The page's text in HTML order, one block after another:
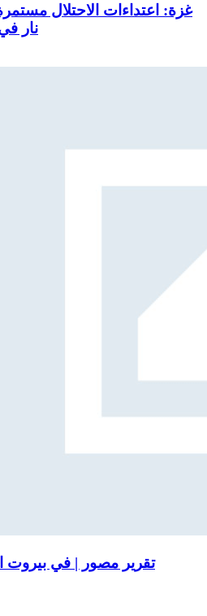
غزة: اعتداءات الاحتلال
نار
تقرير مصور | في بيروت